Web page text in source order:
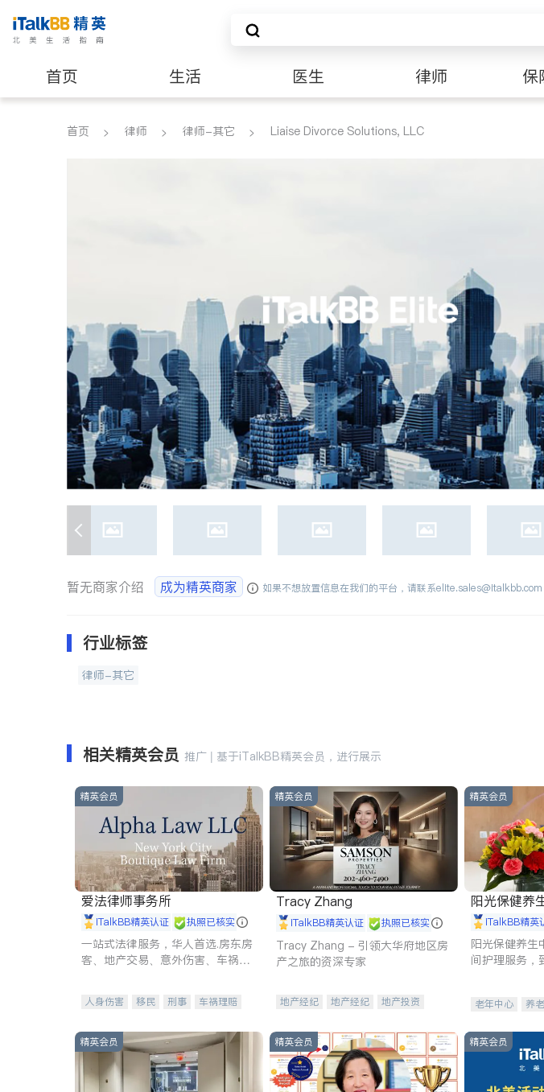
首页 生活 医生 律师 保
养老 非盈利组织
首页 律师 律师-其它 Liaise Divorce Solutions, LLC
暂无商家介绍 成为精英商家 如果不想放置信息在我们的平台，请联系elite.sales@italkbb.com
行业标签
律师-其它
相关精英会员 推广 | 基于iTalkBB精英会员，进行展示
精英会员
爱法律师事务所
iTalkBB精英认证 执照已核实
一站式法律服务，华人首选.房东房
客、地产交易、意外伤害、车祸重
人身伤害 移民 刑事
车祸理赔
商标注册
索赔 律师-其它 保释
精英会员
Tracy Zhang
iTalkBB精英认证 执照已核实
Tracy Zhang - 引领大华府地区房
产之旅的资深专家
地产经纪 地产经纪
地产投资
精英会员
阳光保健养
iTalkBB精英
阳光保健养生
间护理服务，
老年中心 养
精英会员 精英会员 精英会员